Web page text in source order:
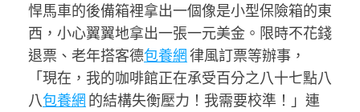
悍馬車的後備箱裡拿出一個像是小型保險箱的東
西，小心翼翼地拿出一張一元美金。限時不花錢
退票、老年搭客德包養網律風訂票等辦事，
「現在，我的咖啡館正在承受百分之八十七點八
八包養網 的結構失衡壓力！我需要校準！」連